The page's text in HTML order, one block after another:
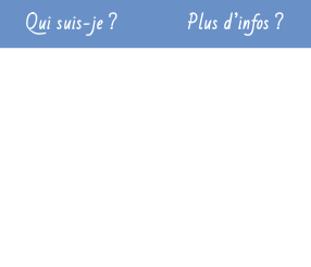
Qui suis-je ? Plus d’infos ?